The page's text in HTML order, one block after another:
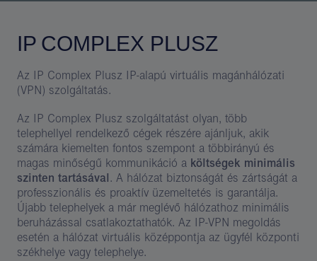
IP COMPLEX PLUSZ
Az IP Complex Plusz IP-alapú virtuális magánhálózati
(VPN) szolgáltatás.
Az IP Complex Plusz szolgáltatást olyan, több
telephellyel rendelkező cégek részére ajánljuk, akik
számára kiemelten fontos szempont a többirányú és
magas minőségű kommunikáció a költségek minimális
szinten tartásával. A hálózat biztonságát és zártságát a
professzionális és proaktív üzemeltetés is garantálja.
Újabb telephelyek a már meglévő hálózathoz minimális
beruházással csatlakoztathatók. Az IP-VPN megoldás
esetén a hálózat virtuális középpontja az ügyfél központi
székhelye vagy telephelye.